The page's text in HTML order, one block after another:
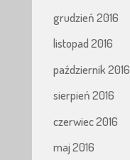
grudzień 2016
listopad 2016
październik 2016
sierpień 2016
czerwiec 2016
maj 2016